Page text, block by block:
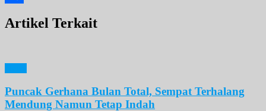
Artikel Terkait
Puncak Gerhana Bulan Total, Sempat Terhalang
Mendung Namun Tetap Indah